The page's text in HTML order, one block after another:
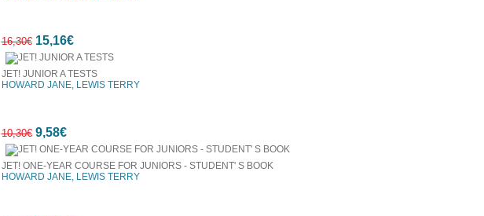
16,30€ 15,16€
JET! JUNIOR A TESTS
HOWARD JANE, LEWIS TERRY
10,30€ 9,58€
JET! ONE-YEAR COURSE FOR JUNIORS - STUDENT' S BOOK
HOWARD JANE, LEWIS TERRY